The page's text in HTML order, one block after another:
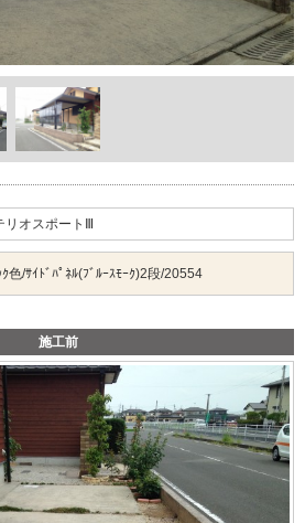
リオスポートⅢ
/ｻｲﾄﾞﾊﾟﾈﾙ(ﾌﾞﾙｰｽﾓｰｸ)2段/20554
施工前